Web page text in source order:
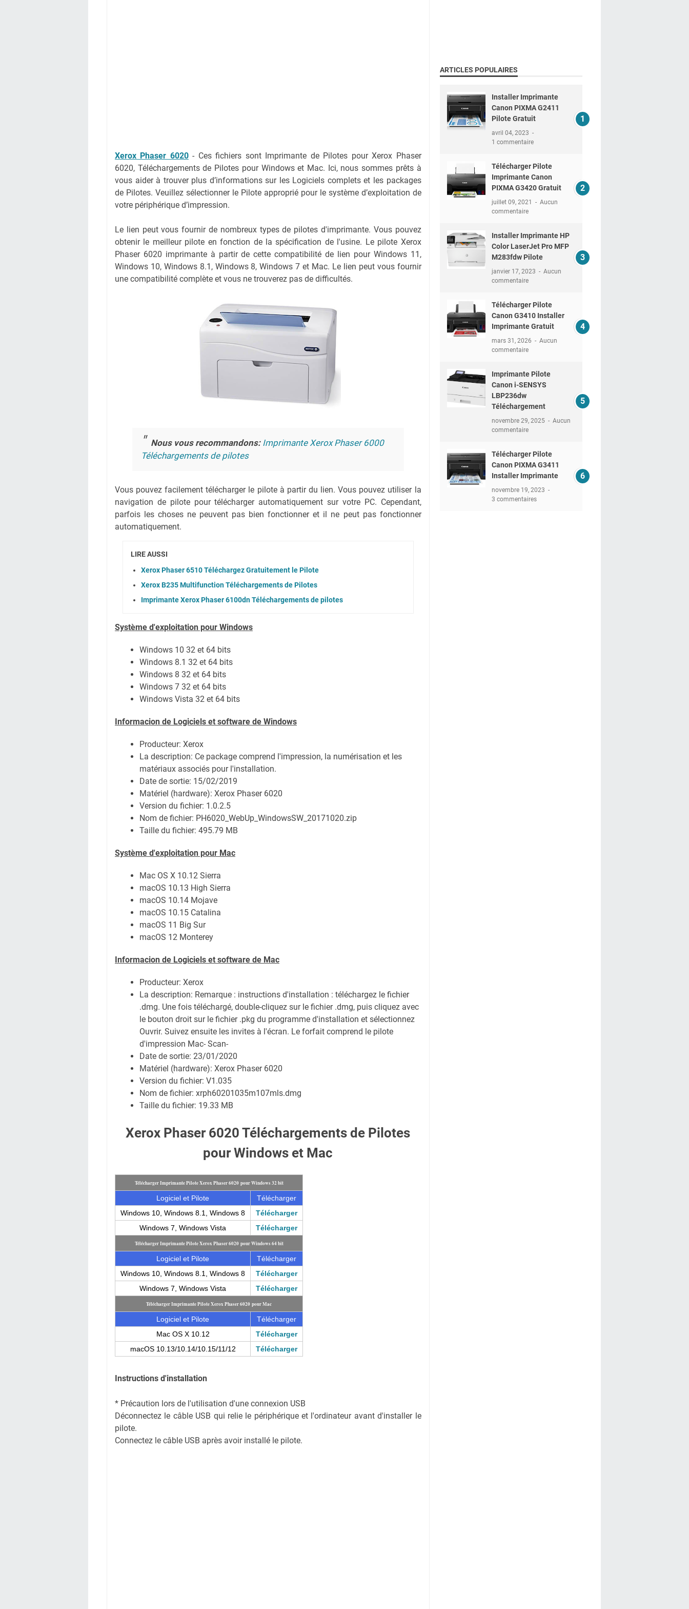
Xerox Phaser 6020 - Ces fichiers sont Imprimante de Pilotes pour Xerox Phaser
6020, Téléchargements de Pilotes pour Windows et Mac. Ici, nous sommes prêts à
vous aider à trouver plus d’informations sur les Logiciels complets et les packages
de Pilotes. Veuillez sélectionner le Pilote approprié pour le système d’exploitation de
votre périphérique d’impression.
Le lien peut vous fournir de nombreux types de pilotes d'imprimante. Vous pouvez
obtenir le meilleur pilote en fonction de la spécification de l'usine. Le pilote Xerox
Phaser 6020 imprimante à partir de cette compatibilité de lien pour Windows 11,
Windows 10, Windows 8.1, Windows 8, Windows 7 et Mac. Le lien peut vous fournir
une compatibilité complète et vous ne trouverez pas de difficultés.
Nous vous recommandons: Imprimante Xerox Phaser 6000
Téléchargements de pilotes
Vous pouvez facilement télécharger le pilote à partir du lien.Vous pouvez utiliser la
navigation de pilote pour télécharger automatiquement sur votre PC. Cependant,
parfois les choses ne peuvent pas bien fonctionner et il ne peut pas fonctionner
automatiquement.
LIRE AUSSI
Xerox Phaser 6510 Téléchargez Gratuitement le Pilote
Xerox B235 Multifunction Téléchargements de Pilotes
Imprimante Xerox Phaser 6100dn Téléchargements de pilotes
Système d'exploitation pour Windows
Windows 10 32 et 64 bits
Windows 8.1 32 et 64 bits
Windows 8 32 et 64 bits
Windows 7 32 et 64 bits
Windows Vista 32 et 64 bits
Informacion de Logiciels et software de Windows
Producteur: Xerox
La description: Ce package comprend l'impression, la numérisation et les
matériaux associés pour l'installation.
Date de sortie: 15/02/2019
Matériel (hardware): Xerox Phaser 6020
Version du fichier: 1.0.2.5
Nom de fichier: PH6020_WebUp_WindowsSW_20171020.zip
Taille du fichier: 495.79 MB
Système d'exploitation pour Mac
Mac OS X 10.12 Sierra
macOS 10.13 High Sierra
macOS 10.14 Mojave
macOS 10.15 Catalina
macOS 11 Big Sur
macOS 12 Monterey
Informacion de Logiciels et software de Mac
Producteur: Xerox
La description: Remarque : instructions d'installation : téléchargez le fichier
.dmg. Une fois téléchargé, double-cliquez sur le fichier .dmg, puis cliquez avec
le bouton droit sur le fichier .pkg du programme d'installation et sélectionnez
Ouvrir. Suivez ensuite les invites à l'écran. Le forfait comprend le pilote
d'impression Mac- Scan-
Date de sortie: 23/01/2020
Matériel (hardware): Xerox Phaser 6020
Version du fichier: V1.035
Nom de fichier: xrph60201035m107mls.dmg
Taille du fichier: 19.33 MB
Xerox Phaser 6020 Téléchargements de Pilotes
pour Windows et Mac
Télécharger Imprimante Pilote Xerox Phaser 6020 pour Windows 32 bit
Logiciel et Pilote
Télécharger
Windows 10, Windows 8.1, Windows 8
Télécharger
Windows 7, Windows Vista
Télécharger
Télécharger Imprimante Pilote Xerox Phaser 6020 pour Windows 64 bit
Logiciel et Pilote
Télécharger
Windows 10, Windows 8.1, Windows 8
Télécharger
Windows 7, Windows Vista
Télécharger
Télécharger Imprimante Pilote Xerox Phaser 6020 pour Mac
Logiciel et Pilote
Télécharger
Mac OS X 10.12
Télécharger
macOS 10.13/10.14/10.15/11/12
Télécharger
Instructions d'installation
* Précaution lors de l'utilisation d'une connexion USB
Déconnectez le câble USB qui relie le périphérique et l'ordinateur avant d'installer le
pilote.
Connectez le câble USB après avoir installé le pilote.
ARTICLES POPULAIRES
Installer Imprimante
Canon PIXMA G2411
Pilote Gratuit
avril 04, 2023
1 commentaire
Télécharger Pilote
Imprimante Canon
PIXMA G3420 Gratuit
juillet 09, 2021
Aucun
commentaire
Installer Imprimante HP
Color LaserJet Pro MFP
M283fdw Pilote
janvier 17, 2023
Aucun
commentaire
Télécharger Pilote
Canon G3410 Installer
Imprimante Gratuit
mars 31, 2026
Aucun
commentaire
Imprimante Pilote
Canon i-SENSYS
LBP236dw
Téléchargement
novembre 29, 2025
Aucun
commentaire
Télécharger Pilote
Canon PIXMA G3411
Installer Imprimante
novembre 19, 2023
3 commentaires